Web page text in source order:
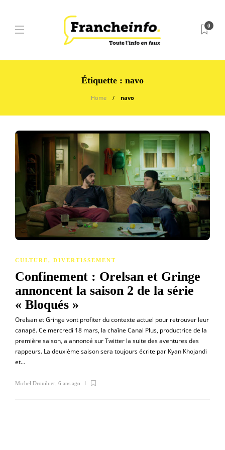
0
Étiquette : navo
Home navo
CULTURE, DIVERTISSEMENT
Confinement : Orelsan et Gringe
annoncent la saison 2 de la série
« Bloqués »
Orelsan et Gringe vont profiter du contexte actuel pour retrouver leur
canapé. Ce mercredi 18 mars, la chaîne Canal Plus, productrice de la
première saison, a annoncé sur Twitter la suite des aventures des
rappeurs. La deuxième saison sera toujours écrite par Kyan Khojandi
et…
Michel Drouihier 6 ans ago